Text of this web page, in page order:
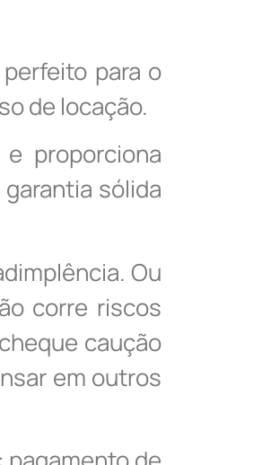
para o
de locação.
proporciona
sólida
Ou
corre riscos
caução
em outros